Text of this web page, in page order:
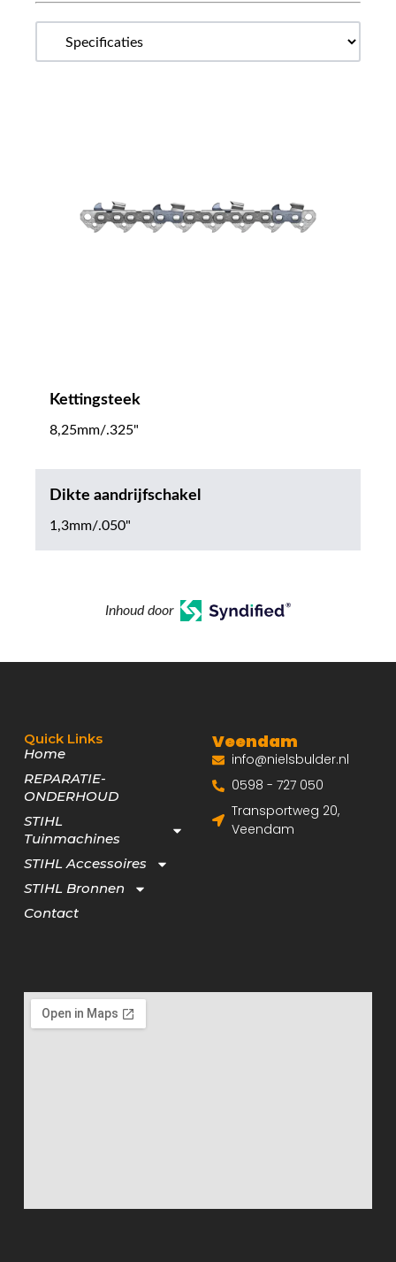
Kettingsteek
8,25mm/.325"
Dikte aandrijfschakel
1,3mm/.050"
Inhoud door
Quick Links
Home
REPARATIE-
ONDERHOUD
STIHL
Tuinmachines
STIHL Accessoires
STIHL Bronnen
Contact
Veendam
info@nielsbulder.nl
0598 - 727 050
Transportweg 20,
Veendam